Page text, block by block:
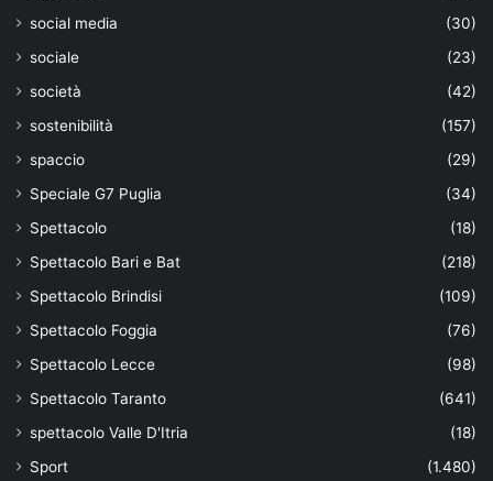
social media
(30)
sociale
(23)
società
(42)
sostenibilità
(157)
spaccio
(29)
Speciale G7 Puglia
(34)
Spettacolo
(18)
Spettacolo Bari e Bat
(218)
Spettacolo Brindisi
(109)
Spettacolo Foggia
(76)
Spettacolo Lecce
(98)
Spettacolo Taranto
(641)
spettacolo Valle D'Itria
(18)
Sport
(1.480)